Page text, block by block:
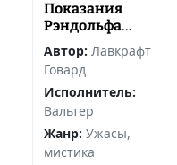
Показания
Рэндольфа
Картера
Автор: Лавкрафт
Говард
Исполнитель:
Вальтер
Жанр: Ужасы,
мистика